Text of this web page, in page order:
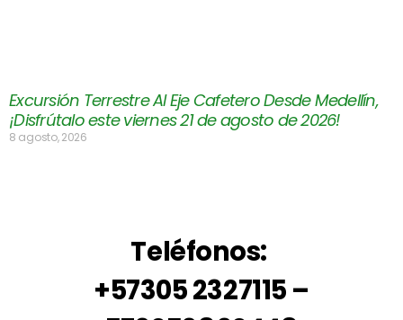
Excursión Terrestre Al Eje Cafetero Desde Medellín,
¡Disfrútalo este viernes 21 de agosto de 2026!
8 agosto, 2026
Teléfonos:
+57305 2327115 –